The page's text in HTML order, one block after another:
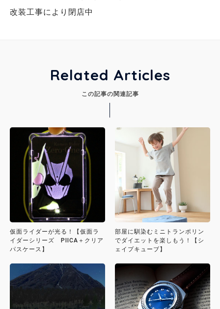
改装工事により閉店中
Related Articles
この記事の関連記事
仮面ライダーが光る！【仮面ラ
イダーシリーズ PIICA＋クリア
パスケース】
部屋に馴染むミニトランポリン
でダイエットを楽しもう！【シ
ェイプキューブ】